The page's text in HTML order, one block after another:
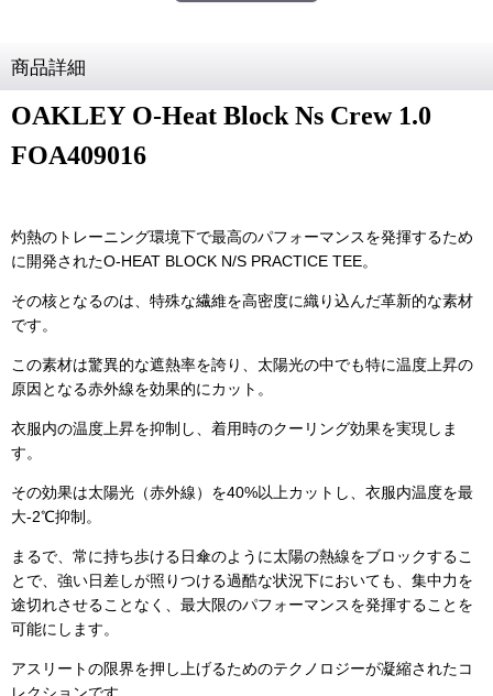
商品詳細
OAKLEY O-Heat Block Ns Crew 1.0
FOA409016
灼熱のトレーニング環境下で最高のパフォーマンスを発揮するため
に開発されたO-HEAT BLOCK N/S PRACTICE TEE。
その核となるのは、特殊な繊維を高密度に織り込んだ革新的な素材
です。
この素材は驚異的な遮熱率を誇り、太陽光の中でも特に温度上昇の
原因となる赤外線を効果的にカット。
衣服内の温度上昇を抑制し、着用時のクーリング効果を実現しま
す。
その効果は太陽光（赤外線）を40%以上カットし、衣服内温度を最
大-2℃抑制。
まるで、常に持ち歩ける日傘のように太陽の熱線をブロックするこ
とで、 強い日差しが照りつける過酷な状況下においても、集中力を
途切れさせることなく、最大限のパフォーマンスを発揮することを
可能にします。
アスリートの限界を押し上げるためのテクノロジーが凝縮されたコ